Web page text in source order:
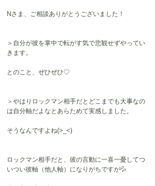
Nさま、ご相談ありがとうございました！
＞自分が彼を掌中で転がす気で悲観せずやってい
きます。
とのこと、ぜひぜひ♡
＞やはりロックマン相手だとどこまでも大事なの
は自分軸だよなとあらためて実感しました。
そうなんですよね(>_<)
ロックマン相手だと、彼の言動に一喜一憂してつ
いつい彼軸（他人軸）になりがちですが💦